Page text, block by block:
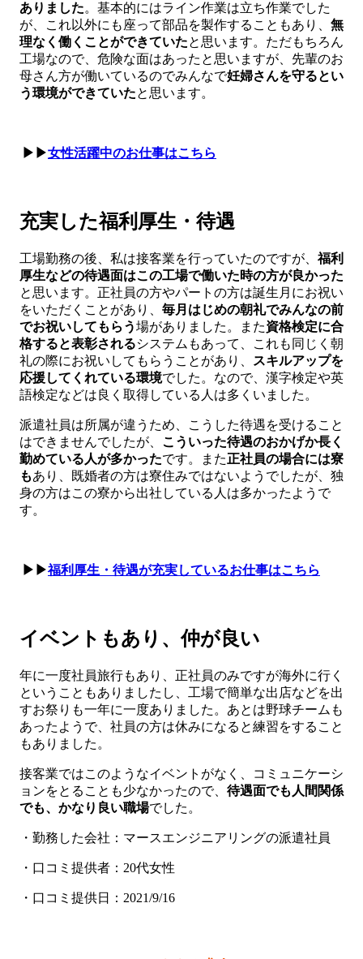
ありました。基本的にはライン作業は立ち作業でした
が、これ以外にも座って部品を製作することもあり、 無
理なく働くことができていたと思います。ただもちろん
工場なので、危険な面はあったと思いますが、先輩のお
母さん方が働いているのでみんなで妊婦さんを守るとい
う環境ができていたと思います。
▶▶女性活躍中のお仕事はこちら
充実した福利厚生・待遇
工場勤務の後、私は接客業を行っていたのですが、福利
厚生などの待遇面はこの工場で働いた時の方が良かった
と思います。正社員の方やパートの方は誕生月にお祝い
をいただくことがあり、 毎月はじめの朝礼でみんなの前
でお祝いしてもらう場がありました。また資格検定に合
格すると表彰されるシステムもあって、これも同じく朝
礼の際にお祝いしてもらうことがあり、
スキルアップを
応援してくれている環境でした。なので、漢字検定や英
語検定などは良く取得している人は多くいました。
派遣社員は所属が違うため、こうした待遇を受けること
はできませんでしたが、 こういった待遇のおかげか長く
勤めている人が多かったです。また正社員の場合には寮
もあり、既婚者の方は寮住みではないようでしたが、独
身の方はこの寮から出社している人は多かったようで
す。
▶▶福利厚生・待遇が充実しているお仕事はこちら
イベントもあり、仲が良い
年に一度社員旅行もあり、正社員のみですが海外に行く
ということもありましたし、工場で簡単な出店などを出
すお祭りも一年に一度ありました。あとは野球チームも
あったようで、社員の方は休みになると練習をすること
もありました。
接客業ではこのようなイベントがなく、コミュニケーシ
ョンをとることも少なかったので、 待遇面でも人間関係
でも、かなり良い職場でした。
・勤務した会社：マースエンジニアリングの派遣社員
・口コミ提供者：20代女性
・口コミ提供日：2021/9/16